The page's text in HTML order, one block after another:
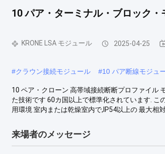
10 パア・ターミナル・ブロック
KRONE LSA モジュール 2025-04-25
#クラウン接続モジュール #10 パア断線モジュ
10 ペア・クローン 高帯域接続断断プロファイル
た技術です 60カ国以上で標準化されています. こ
用環境 室内または乾燥室内で,IP54以上の 最大相
来場者のメッセージ